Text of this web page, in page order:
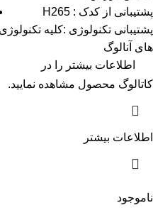
پشتیبانی از کدک : H265
پشتیبانی تکنولوژی :کلیه تکنولوژی
های آنالوگ
اطلاعات بیشتر را در
کاتالوگ محصول مشاهده نمایید.
اطلاعات بیشتر
ناموجود